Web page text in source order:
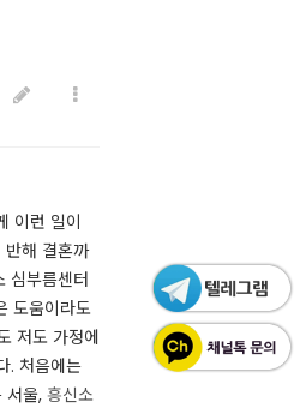
이런 일이
반해 결혼까
심부름센터
도움이라도
저도 가정에
. ​처음에는
서울, 흥신소